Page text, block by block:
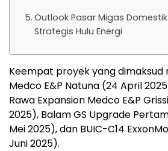
Outlook Pasar Migas
Strategis Hulu Energi
Keempat proyek yang dimaksud
Medco E&P Natuna (24 April
Rawa Expansion Medco E&P
2025), Balam GS Upgrade
Mei 2025), dan BUIC-C14
Juni 2025).